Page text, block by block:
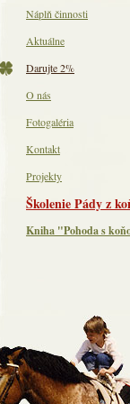
Náplň činnosti
Aktuálne
Darujte 2%
O nás
Fotogaléria
Kontakt
Projekty
Školenie Pády z
Kniha "Pohoda s